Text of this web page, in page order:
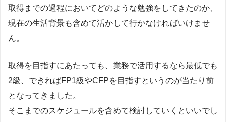
取得までの過程においてどのような勉強をしてきたのか、
現在の生活背景も含めて活かして行かなければいけませ
ん。
取得を目指すにあたっても、業務で活用するなら最低でも
2級、できればFP1級やCFPを目指すというのが当たり前
となってきました。
そこまでのスケジュールを含めて検討していくといいでし